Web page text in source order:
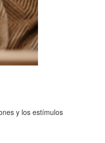
y los estímulos